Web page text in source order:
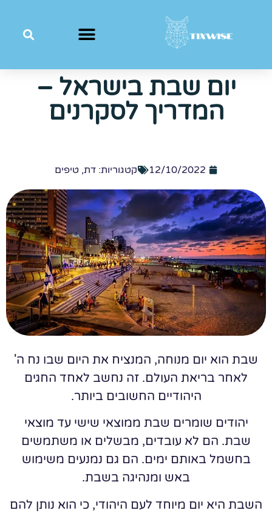
יום שבת בישראל –
המדריך לסקרנים
12/10/2022 קטגוריות: דת, טיפים
שבת הוא יום מנוחה, המנציח את היום שבו נח ה'
לאחר בריאת העולם. זה נחשב לאחד החגים
היהודיים החשובים ביותר.
יהודים שומרים שבת ממוצאי שישי עד מוצאי
שבת. הם לא עובדים, מבשלים או משתמשים
בחשמל באותם ימים. הם גם נמנעים משימוש
באש ומנהיגה בשבת.
השבת היא יום מיוחד לעם היהודי, כי הוא נותן להם